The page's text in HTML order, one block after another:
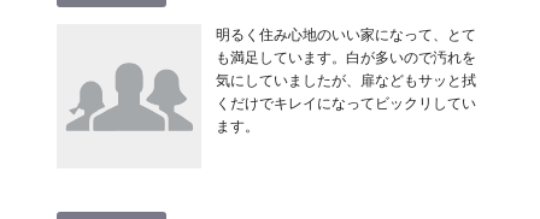
明るく住み心地のいい家になって、とて
も満足しています。白が多いので汚れを
気にしていましたが、扉などもサッと拭
くだけでキレイになってビックリしてい
ます。